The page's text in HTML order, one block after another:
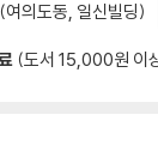
여의도동, 일신빌딩)
(도서 15,000원 이